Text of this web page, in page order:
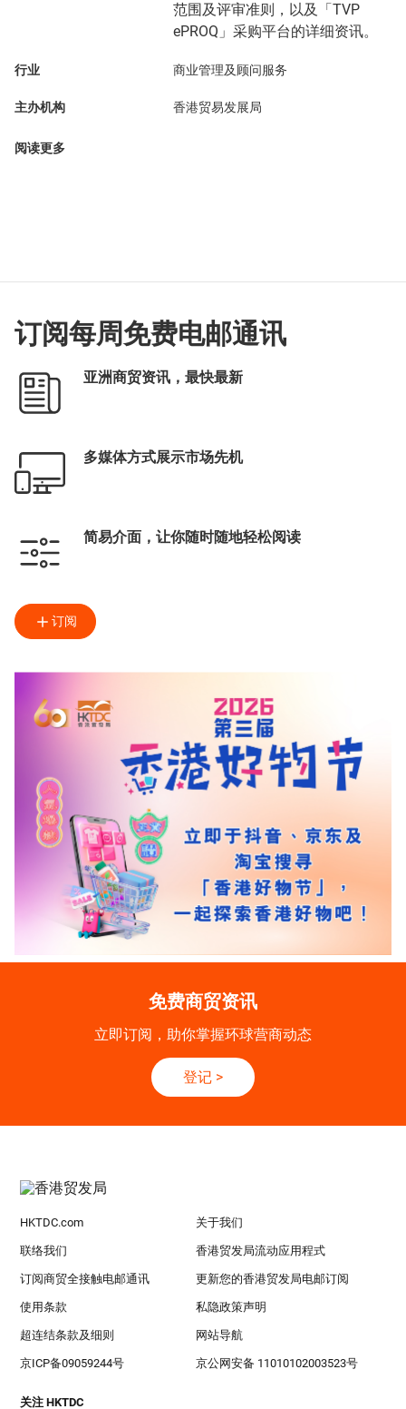
范围及评审准则，以及「TVP
ePROQ」采购平台的详细资讯。
行业 商业管理及顾问服务
主办机构 香港贸易发展局
阅读更多
订阅每周免费电邮通讯
亚洲商贸资讯，最快最新
多媒体方式展示市场先机
简易介面，让你随时随地轻松阅读
订阅
免费商贸资讯
立即订阅，助你掌握环球营商动态
登记 >
HKTDC.com 关于我们
联络我们 香港贸发局流动应用程式
订阅商贸全接触电邮通讯 更新您的香港贸发局电邮订阅
使用条款 私隐政策声明
超连结条款及细则 网站导航
京ICP备09059244号 京公网安备 11010102003523号
关注 HKTDC